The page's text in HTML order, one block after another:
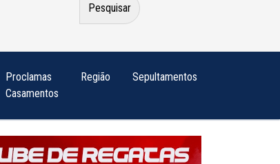
Proclamas
Casamentos
Região Sepultamentos